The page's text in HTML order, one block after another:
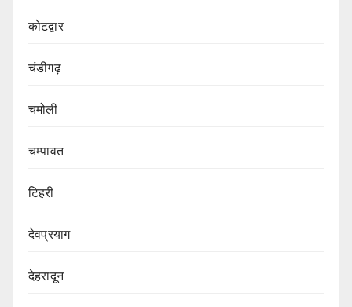
कोटद्वार
चंडीगढ़
चमोली
चम्पावत
टिहरी
देवप्रयाग
देहरादून